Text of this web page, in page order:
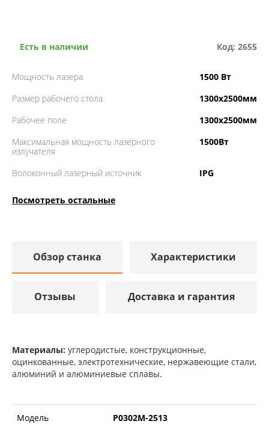
Есть в наличии Код: 2655
Мощность лазера
1500 Вт
Размер рабочего стола
1300х2500мм
Рабочее поле
1300х2500мм
Максимальная мощность лазерного
излучателя
1500Вт
Волоконный лазерный источник IPG
Посмотреть остальные
Обзор станка Характеристики
Отзывы Доставка и гарантия
Материалы: углеродистые, конструкционные,
оцинкованные, электротехнические, нержавеющие стали,
алюминий и алюминиевые сплавы.
Модель
P0302M-2513